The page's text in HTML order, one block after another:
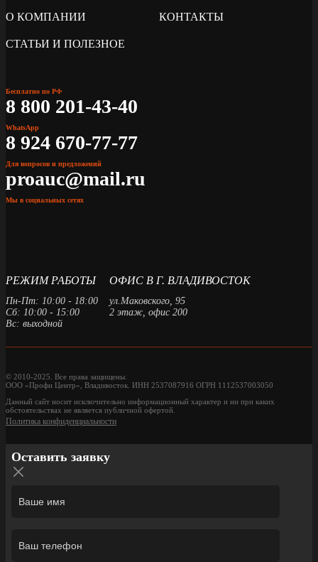
О КОМПАНИИ КОНТАКТЫ
СТАТЬИ И ПОЛЕЗНОЕ
Бесплатно по РФ
8 800 201-43-40
WhatsApp
8 924 670-77-77
Для вопросов и предложений
proauc@mail.ru
Мы в социальных сетях
РЕЖИМ РАБОТЫ
Пн-Пт: 10:00 - 18:00
Сб: 10:00 - 15:00
Вс: выходной
ОФИС В Г. ВЛАДИВОСТОК
ул.Маковского, 95
2 этаж, офис 200
© 2010-2025. Все права защищены.
ООО «Профи Центр», Владивосток. ИНН 2537087916 ОГРН 1112537003050
Данный сайт носит исключительно информационный характер и ни при каких
обстоятельствах не является публичной офертой.
Политика конфиденциальности
Оставить заявку